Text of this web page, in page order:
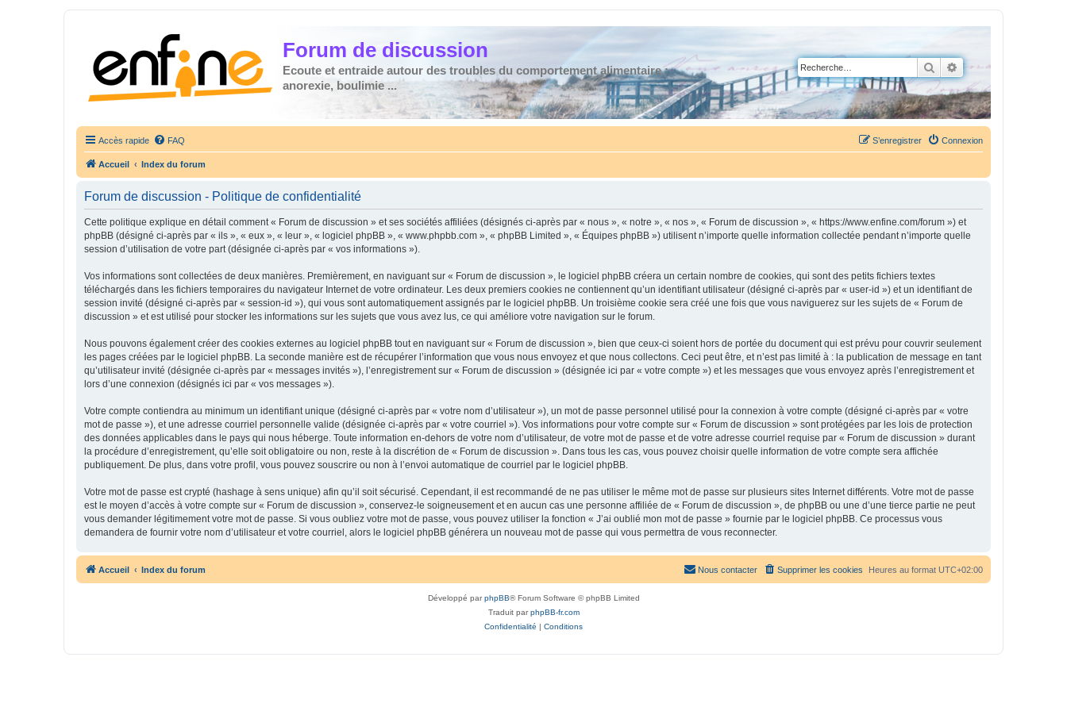
Forum de discussion
Ecoute et entraide autour des troubles du comportement alimentaire :
anorexie, boulimie ...
Rechercher
Recherche avancée
Accès rapide FAQ Connexion
S’enregistrer
Accueil Index du forum
Forum de discussion - Politique de confidentialité
Cette politique explique en détail comment « Forum de discussion » et ses sociétés affiliées (désignés ci-après par « nous », « notre », « nos », « Forum de discussion », « https://www.enfine.com/forum ») et
phpBB (désigné ci-après par « ils », « eux », « leur », « logiciel phpBB », « www.phpbb.com », « phpBB Limited », « Équipes phpBB ») utilisent n’importe quelle information collectée pendant n’importe quelle
session d’utilisation de votre part (désignée ci-après par « vos informations »).
Vos informations sont collectées de deux manières. Premièrement, en naviguant sur « Forum de discussion », le logiciel phpBB créera un certain nombre de cookies, qui sont des petits fichiers textes
téléchargés dans les fichiers temporaires du navigateur Internet de votre ordinateur. Les deux premiers cookies ne contiennent qu’un identifiant utilisateur (désigné ci-après par « user-id ») et un identifiant de
session invité (désigné ci-après par « session-id »), qui vous sont automatiquement assignés par le logiciel phpBB. Un troisième cookie sera créé une fois que vous naviguerez sur les sujets de « Forum de
discussion » et est utilisé pour stocker les informations sur les sujets que vous avez lus, ce qui améliore votre navigation sur le forum.
Nous pouvons également créer des cookies externes au logiciel phpBB tout en naviguant sur « Forum de discussion », bien que ceux-ci soient hors de portée du document qui est prévu pour couvrir seulement
les pages créées par le logiciel phpBB. La seconde manière est de récupérer l’information que vous nous envoyez et que nous collectons. Ceci peut être, et n’est pas limité à : la publication de message en tant
qu’utilisateur invité (désignée ci-après par « messages invités »), l’enregistrement sur « Forum de discussion » (désignée ici par « votre compte ») et les messages que vous envoyez après l’enregistrement et
lors d’une connexion (désignés ici par « vos messages »).
Votre compte contiendra au minimum un identifiant unique (désigné ci-après par « votre nom d’utilisateur »), un mot de passe personnel utilisé pour la connexion à votre compte (désigné ci-après par « votre
mot de passe »), et une adresse courriel personnelle valide (désignée ci-après par « votre courriel »). Vos informations pour votre compte sur « Forum de discussion » sont protégées par les lois de protection
des données applicables dans le pays qui nous héberge. Toute information en-dehors de votre nom d’utilisateur, de votre mot de passe et de votre adresse courriel requise par « Forum de discussion » durant
la procédure d’enregistrement, qu’elle soit obligatoire ou non, reste à la discrétion de « Forum de discussion ». Dans tous les cas, vous pouvez choisir quelle information de votre compte sera affichée
publiquement. De plus, dans votre profil, vous pouvez souscrire ou non à l’envoi automatique de courriel par le logiciel phpBB.
Votre mot de passe est crypté (hashage à sens unique) afin qu’il soit sécurisé. Cependant, il est recommandé de ne pas utiliser le même mot de passe sur plusieurs sites Internet différents. Votre mot de passe
est le moyen d’accès à votre compte sur « Forum de discussion », conservez-le soigneusement et en aucun cas une personne affiliée de « Forum de discussion », de phpBB ou une d’une tierce partie ne peut
vous demander légitimement votre mot de passe. Si vous oubliez votre mot de passe, vous pouvez utiliser la fonction « J’ai oublié mon mot de passe » fournie par le logiciel phpBB. Ce processus vous
demandera de fournir votre nom d’utilisateur et votre courriel, alors le logiciel phpBB générera un nouveau mot de passe qui vous permettra de vous reconnecter.
Accueil Index du forum Heures au format UTC+02:00
Supprimer les cookies
Nous contacter
Développé parphpBB® Forum Software © phpBB Limited
Traduit parphpBB-fr.com
Confidentialité | Conditions